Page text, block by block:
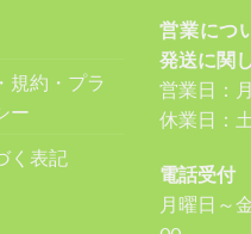
規約・プラ
ー
く表記
営業につ
発送に関
営業日：
休業日：
電話受付
月曜日～